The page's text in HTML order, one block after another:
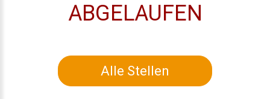
ABGELAUFEN
Alle Stellen